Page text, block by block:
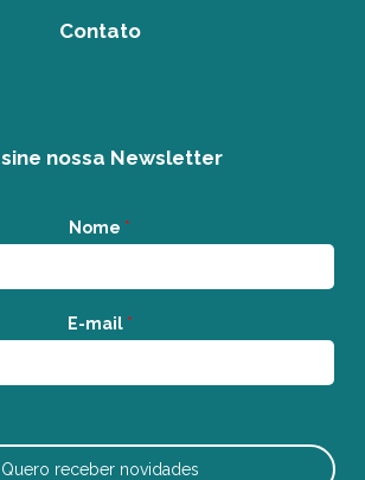
Contato
nossa Newsletter
Nome *
E-mail *
Quero receber novidades